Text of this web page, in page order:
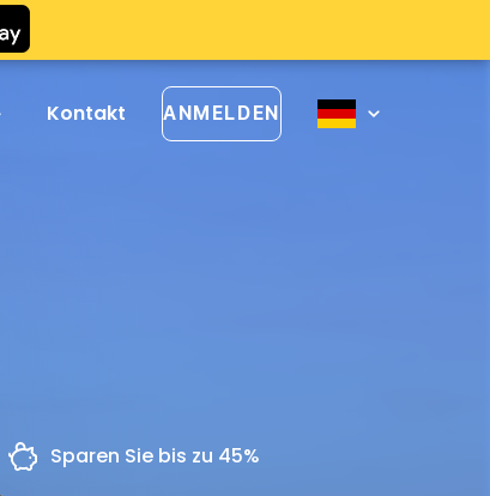
Kontakt ANMELDEN
Sparen Sie bis zu 45%